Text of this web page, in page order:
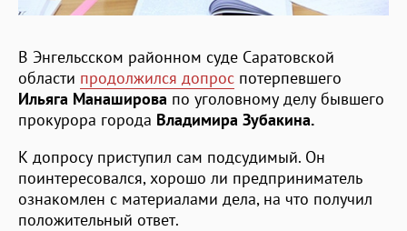
В Энгельсском районном суде Саратовской
области продолжился допрос потерпевшего
Ильяга Манаширова по уголовному делу бывшего
прокурора города Владимира Зубакина.
К допросу приступил сам подсудимый. Он
поинтересовался, хорошо ли предприниматель
ознакомлен с материалами дела, на что получил
положительный ответ.